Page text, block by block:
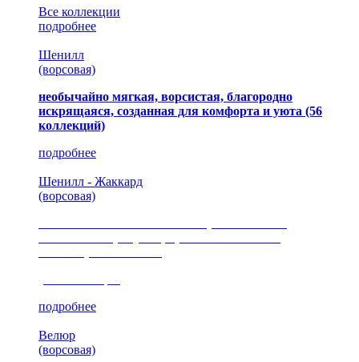
Все коллекции
подробнее
Шенилл
(ворсовая)
необычайно мягкая, ворсистая, благородно
искрящаяся, созданная для комфорта и уюта (56
коллекций)
подробнее
Шенилл - Жаккард
(ворсовая)
подробнее
Велюр
(ворсовая)